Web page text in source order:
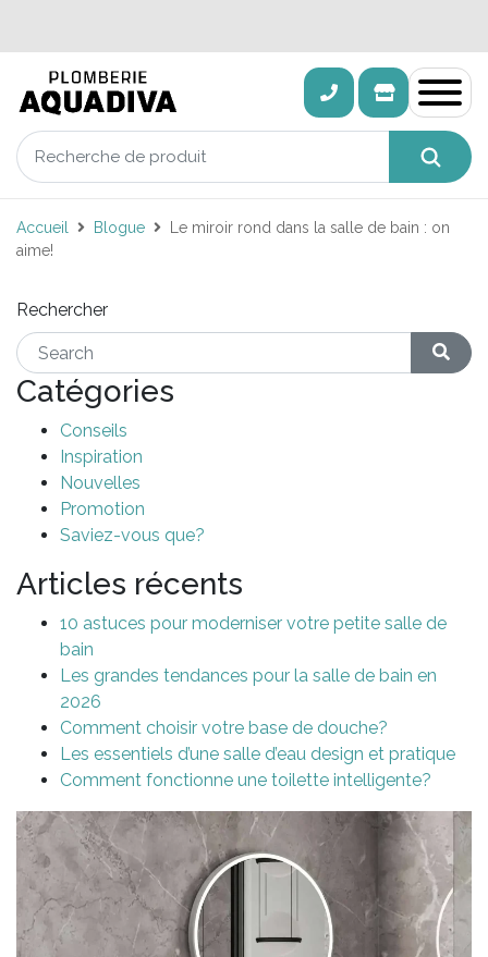
Accueil Blogue
Le miroir rond dans la salle de bain : on
aime!
Rechercher
Catégories
Conseils
Inspiration
Nouvelles
Promotion
Saviez-vous que?
Articles récents
10 astuces pour moderniser votre petite salle de
bain
Les grandes tendances pour la salle de bain en
2026
Comment choisir votre base de douche?
Les essentiels d’une salle d’eau design et pratique
Comment fonctionne une toilette intelligente?